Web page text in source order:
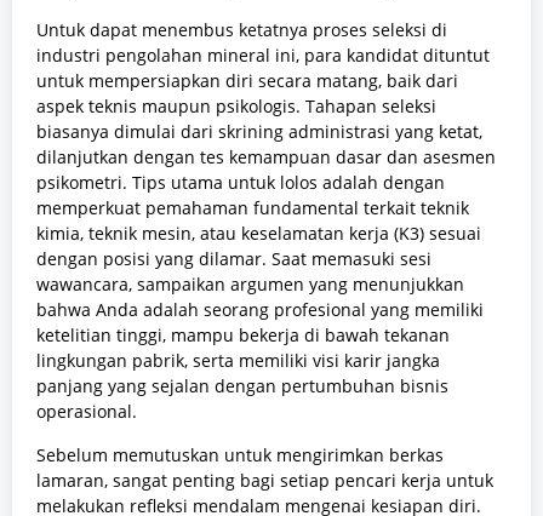
Untuk dapat menembus ketatnya proses seleksi di
industri pengolahan mineral ini, para kandidat dituntut
untuk mempersiapkan diri secara matang, baik dari
aspek teknis maupun psikologis. Tahapan seleksi
biasanya dimulai dari skrining administrasi yang ketat,
dilanjutkan dengan tes kemampuan dasar dan asesmen
psikometri. Tips utama untuk lolos adalah dengan
memperkuat pemahaman fundamental terkait teknik
kimia, teknik mesin, atau keselamatan kerja (K3) sesuai
dengan posisi yang dilamar. Saat memasuki sesi
wawancara, sampaikan argumen yang menunjukkan
bahwa Anda adalah seorang profesional yang memiliki
ketelitian tinggi, mampu bekerja di bawah tekanan
lingkungan pabrik, serta memiliki visi karir jangka
panjang yang sejalan dengan pertumbuhan bisnis
operasional.
Sebelum memutuskan untuk mengirimkan berkas
lamaran, sangat penting bagi setiap pencari kerja untuk
melakukan refleksi mendalam mengenai kesiapan diri.